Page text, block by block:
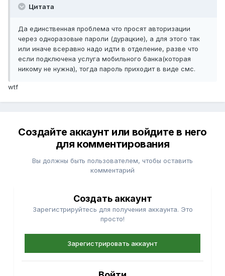
Цитата
Да единственная проблема что просят авторизации
через одноразовые пароли (дурацкие), а для этого так
или иначе всеравно надо идти в отделение, разве что
если подключена услуга мобильного банка(которая
никому не нужна), тогда пароль приходит в виде смс.
wtf
Создайте аккаунт или войдите в него
для комментирования
Вы должны быть пользователем, чтобы оставить
комментарий
Создать аккаунт
Зарегистрируйтесь для получения аккаунта. Это
просто!
Зарегистрировать аккаунт